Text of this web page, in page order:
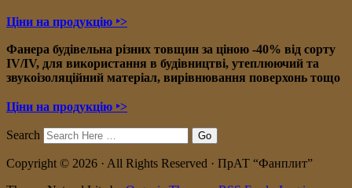
Ціни на продукцію ‣>
Фанера будівельна різних товщин за ціною -40% від сорту
IV/IV, для використання в будівництві, утеплюючий та
звукоізоляційний матеріал, вирівнювання поверхонь тощо
Ціни на продукцію ‣>
Search
Copyright © 2026 · All Rights Reserved · ПрАТ “Фанплит”